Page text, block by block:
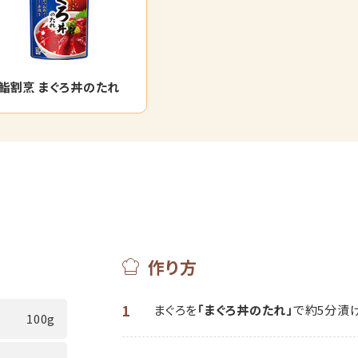
割烹 まぐろ丼のたれ
100g
作り方
1 まぐろを「まぐろ丼のたれ」で約5分漬